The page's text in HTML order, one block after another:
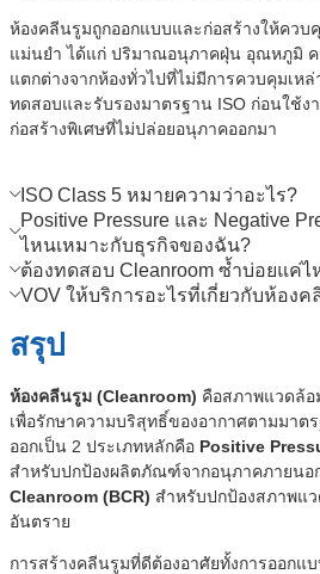
ห้องคลีนรูมถูกออกแบบและก่อสร้างให้ควบ
แม่นยำ ได้แก่ ปริมาณอนุภาคฝุ่น อุณหภูมิ
แตกต่างจากห้องทั่วไปที่ไม่มีการควบคุมเห
ทดสอบและรับรองมาตรฐาน ISO ก่อนใช้ง
ก่อสร้างพิเศษที่ไม่ปล่อยอนุภาคออกมา
ISO Class 5 หมายความว่าอะไร?
Positive Pressure และ Negative
ไหนเหมาะกับธุรกิจของฉัน?
ต้องทดสอบ Cleanroom ซ้ำบ่อยแค่ไ
VOV ให้บริการอะไรที่เกี่ยวกับห้องค
สรุป
ห้องคลีนรูม (Cleanroom) คือสภาพแวดล้อ
เพื่อรักษาความบริสุทธิ์ของอากาศตามมาต
ออกเป็น 2 ประเภทหลักคือ Positive
สำหรับปกป้องผลิตภัณฑ์จากอนุภาคภายนอ
Cleanroom (BCR) สำหรับปกป้องสภาพแ
อันตราย
การสร้างคลีนรูมที่ดีต้องอาศัยทั้งการออกแ